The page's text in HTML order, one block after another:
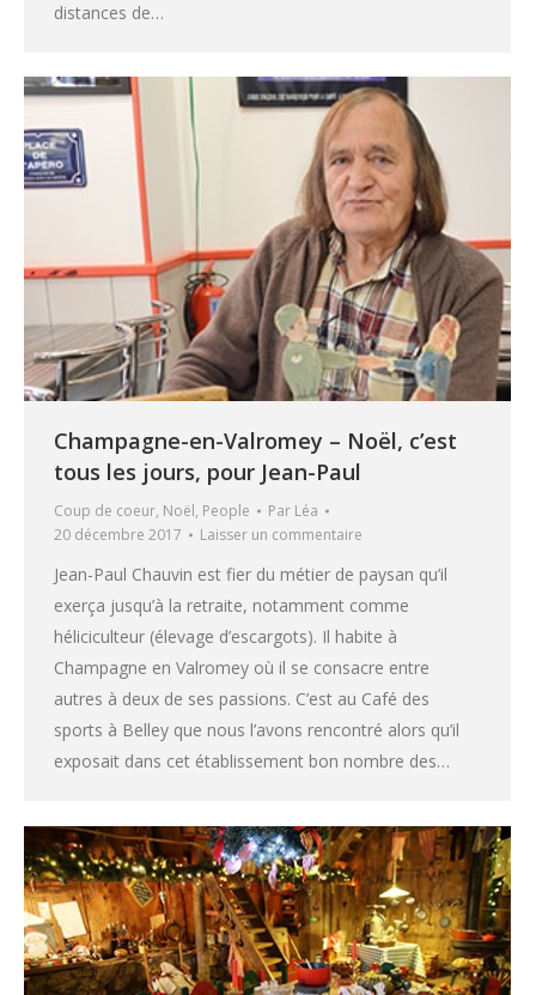
distances de…
Champagne-en-Valromey – Noël, c’est
tous les jours, pour Jean-Paul
Coup de coeur, Noël, People Par Léa
20 décembre 2017
Laisser un commentaire
Jean-Paul Chauvin est fier du métier de paysan qu’il
exerça jusqu’à la retraite, notamment comme
héliciculteur (élevage d’escargots). Il habite à
Champagne en Valromey où il se consacre entre
autres à deux de ses passions. C’est au Café des
sports à Belley que nous l’avons rencontré alors qu’il
exposait dans cet établissement bon nombre des…